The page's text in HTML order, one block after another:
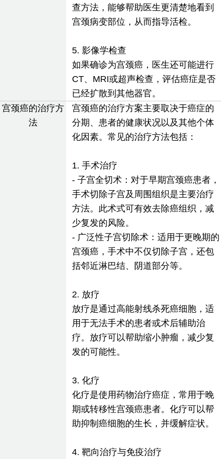
查方法，能够帮助医生更清楚地看到
宫颈病变部位，从而指导活检。
5. 影像学检查
如果确诊为宫颈癌，医生还可能进行
CT、MRI或超声检查，评估癌症是否
已经扩散到其他器官。
宫颈癌的治疗方
法
宫颈癌的治疗方案主要取决于癌症的
分期、患者的健康状况以及其他个体
化因素。常见的治疗方法包括：
1. 手术治疗
- 子宫全切术：对于早期宫颈癌患者，
手术切除子宫及周围组织是主要治疗
方法。此术式可有效去除癌组织，减
少复发的风险。
- 广泛性子宫切除术：适用于更晚期的
宫颈癌，手术中不仅切除子宫，还包
括邻近淋巴结、阴道部分等。
2. 放疗
放疗是通过高能射线杀死癌细胞，适
用于无法手术的患者或术后辅助治
疗。放疗可以帮助缩小肿瘤，减少复
发的可能性。
3. 化疗
化疗是使用药物治疗癌症，常用于晚
期或转移性宫颈癌患者。化疗可以帮
助抑制癌细胞的生长，并缓解症状。
4. 靶向治疗与免疫治疗